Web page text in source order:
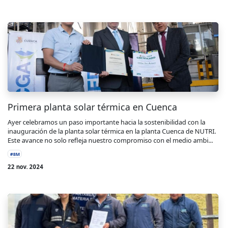
Primera planta solar térmica en Cuenca
Ayer celebramos un paso importante hacia la sostenibilidad con la
inauguración de la planta solar térmica en la planta Cuenca de NUTRI.
Este avance no solo refleja nuestro compromiso con el medio ambi...
#8M
22 nov. 2024